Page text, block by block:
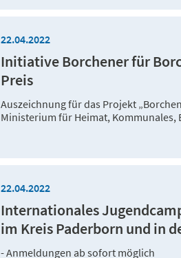
22.04.2022
Initiative Borchener für
Preis
Auszeichnung für das Projekt
Ministerium für Heimat, Kommunales,
22.04.2022
Internationales
im Kreis Paderborn und in
- Anmeldungen ab sofort möglich